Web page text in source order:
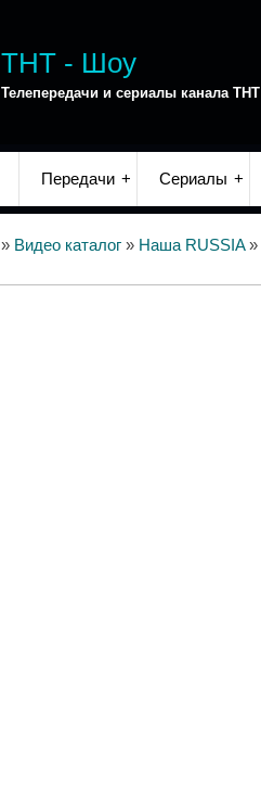
ТНТ - Шоу
Телепередачи и сериалы канала ТНТ
Передачи Сериалы
» Видео каталог » Наша RUSSIA»